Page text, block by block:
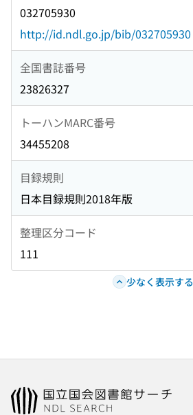
032705930
http://id.ndl.go.jp/bib/032705930
全国書誌番号
23826327
トーハンMARC番号
34455208
目録規則
日本目録規則2018年版
整理区分コード
111
少なく表示する